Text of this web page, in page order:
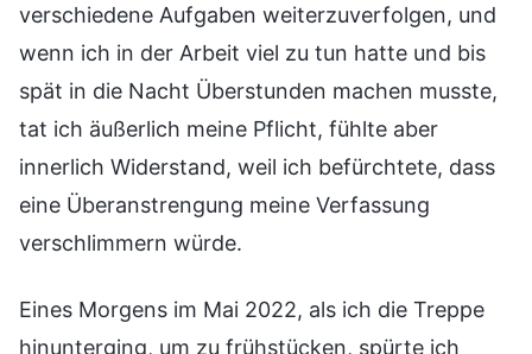
verschiedene Aufgaben weiterzuverfolgen, und
wenn ich in der Arbeit viel zu tun hatte und bis
spät in die Nacht Überstunden machen musste,
tat ich äußerlich meine Pflicht, fühlte aber
innerlich Widerstand, weil ich befürchtete, dass
eine Überanstrengung meine Verfassung
verschlimmern würde.
Eines Morgens im Mai 2022, als ich die Treppe
hinunterging, um zu frühstücken, spürte ich